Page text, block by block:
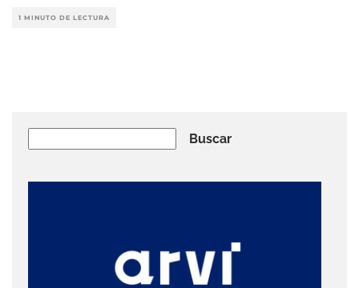
1 MINUTO DE LECTURA
Buscar